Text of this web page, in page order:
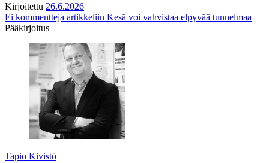
Kirjoitettu 26.6.2026
Ei kommentteja artikkeliin Kesä voi vahvistaa elpyvää tunnelmaa
Pääkirjoitus
Tapio Kivistö